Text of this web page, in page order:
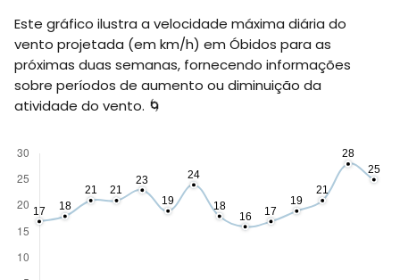
Este gráfico ilustra a velocidade máxima diária do
vento projetada (em km/h) em Óbidos para as
próximas duas semanas, fornecendo informações
sobre períodos de aumento ou diminuição da
atividade do vento. 🌀